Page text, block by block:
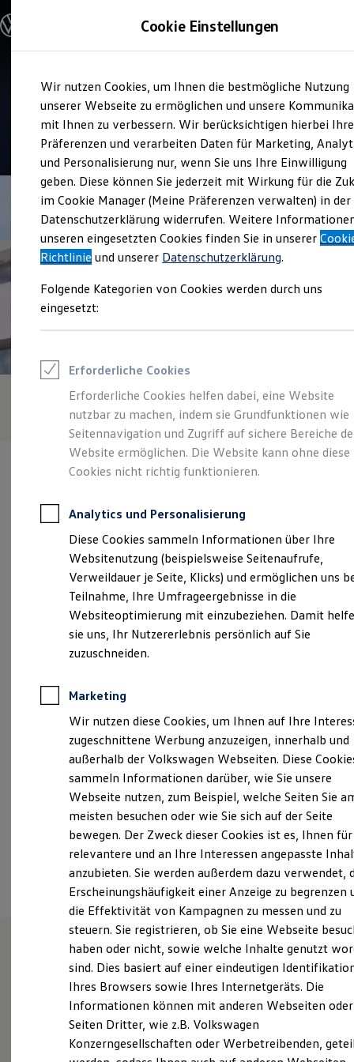
Hauptinhalt
springen
Footer
springen
Modelle und Konfigurator
Modelle vergleichen
Elektroautos
ENERGY Sondermodelle
Nutzfahrzeuge
SUV und CUV
Familienautos
Kombis
Kompaktwagen
Sportwagen
Schnell verfügbare Fahrzeuge
Angebote und Produkte
Aktuelle Angebote
E-Auto-Förderung
Volkswagen Marktplatz
Junge Gebrauchtwagen und Gebrauchtwagen
Volkswagen Zertifizierte Gebrauchtwagen
Zubehör- und Serviceangebote
Leasing
Leasing-Angebote
Gebrauchtwagen Leasing
Junge Gebrauchtwagen-Leasing
Elektroauto Leasing
Kleinwagen-Leasing
Leasing ohne Anzahlung
Finanzierung
Kfz-Versicherung
Restschuldversicherungen
Garantien
Wartungsverträge
Geschäftskunden
Professional Class bei Volkswagen
Großkunden
Behörden
Direktkunden
Sonderfahrzeuge
Anpfiff zum Gewinn
Elektroautos
ID. Tutorials
Elektrofahrzeugkonzepte
Reichweite
Reichweite der ID. Modelle
Reichweite im Winter
Laden
Laden unterwegs
Laden Zuhause
Ladestationen finden
Ladezeitensimulator
Batterie
Sicherheit
Garantie und Lebensdauer
Nachhaltigkeit
Technologie
Kosten und Kauf
Verbrauchskosten
Kaufoptionen
E-Auto-Förderung
Software und Konnektivität
ID. Software Versionen und Updates
Digitale Extras
Schnittstellen zu Ihrem ID.
Service
Auto Wünsch
4.8| 112 Bewertungen
Verantwortlich für die Inhalte auf dieser Seite ist die Auto-Wünsch
Impressum & Rechtliches)
Pariser Straße 144, 55268 Nieder-Olm
info@auto-wuensch.de
Montag
Sonntag
Geschlossen
Ansprechpartner
Unsere Leistungenim
Überblick
Gebrauchtwagen
Cookie Einstellungen
Wir nutzen Cookies, um Ihnen die bestmögliche Nutzung
unserer Webseite zu ermöglichen und unsere
mit Ihnen zu verbessern. Wir berücksichtigen hierbei Ihre
Präferenzen und verarbeiten Daten für Marketing,
und Personalisierung nur, wenn Sie uns Ihre Einwilligung
geben. Diese können Sie jederzeit mit Wirkung für die
im Cookie Manager (Meine Präferenzen verwalten) in der
Datenschutzerklärung widerrufen. Weitere
unseren eingesetzten Cookies finden Sie in unserer
Richtlinie und unserer Datenschutzerklärung.
Folgende Kategorien von Cookies werden durch uns
eingesetzt:
Erforderliche Cookies
Erforderliche Cookies helfen dabei, eine Website
nutzbar zu machen, indem sie Grundfunktionen wie
Seitennavigation und Zugriff auf sichere Bereiche
Website ermöglichen. Die Website kann ohne diese
Cookies nicht richtig funktionieren.
Analytics und Personalisierung
Diese Cookies sammeln Informationen über Ihre
Websitenutzung (beispielsweise Seitenaufrufe,
Verweildauer je Seite, Klicks) und ermöglichen uns
Teilnahme, Ihre Umfrageergebnisse in die
Websiteoptimierung mit einzubeziehen. Damit
sie uns, Ihr Nutzererlebnis persönlich auf Sie
zuzuschneiden.
Marketing
Wir nutzen diese Cookies, um Ihnen auf Ihre
zugeschnittene Werbung anzuzeigen, innerhalb und
außerhalb der Volkswagen Webseiten. Diese
sammeln Informationen darüber, wie Sie unsere
Webseite nutzen, zum Beispiel, welche Seiten Sie
meisten besuchen oder wie Sie sich auf der Seite
bewegen. Der Zweck dieser Cookies ist es, Ihnen für
relevantere und an Ihre Interessen angepasste
anzubieten. Sie werden außerdem dazu verwendet,
Erscheinungshäufigkeit einer Anzeige zu begrenzen
die Effektivität von Kampagnen zu messen und zu
steuern. Sie registrieren, ob Sie eine Webseite
haben oder nicht, sowie welche Inhalte genutzt
sind. Dies basiert auf einer eindeutigen
Ihres Browsers sowie Ihres Internetgeräts. Die
Informationen können mit anderen Webseiten oder
Seiten Dritter, wie z.B. Volkswagen
Konzerngesellschaften oder Werbetreibenden,